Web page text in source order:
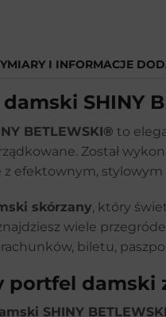
I INFORMACJE
SHINY
BETLEWSKI® to
Został
z efektownym,
skórzany, który
wiele
biletu,
portfel damski
SHINY